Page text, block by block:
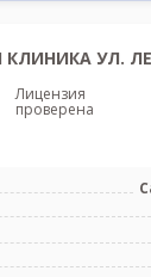
КЛИНИКА УЛ.
Лицензия
проверена